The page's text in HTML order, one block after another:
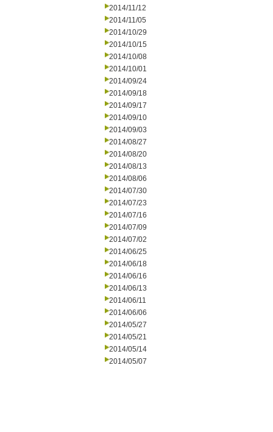
2014/11/12
2014/11/05
2014/10/29
2014/10/15
2014/10/08
2014/10/01
2014/09/24
2014/09/18
2014/09/17
2014/09/10
2014/09/03
2014/08/27
2014/08/20
2014/08/13
2014/08/06
2014/07/30
2014/07/23
2014/07/16
2014/07/09
2014/07/02
2014/06/25
2014/06/18
2014/06/16
2014/06/13
2014/06/11
2014/06/06
2014/05/27
2014/05/21
2014/05/14
2014/05/07